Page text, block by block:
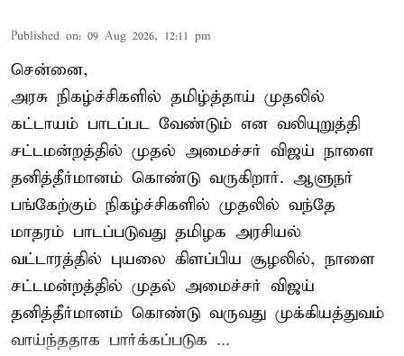
Published on: 09 Aug 2026, 12:11 pm
சென்னை,
அரசு நிகழ்ச்சிகளில் தமிழ்த்தாய் முதலில்
கட்டாயம் பாடப்பட வேண்டும் என வலியுறுத்தி
சட்டமன்றத்தில் முதல் அமைச்சர் விஜய் நாளை
தனித்தீர்மானம் கொண்டு வருகிறார். ஆளுநர்
பங்கேற்கும் நிகழ்ச்சிகளில் முதலில் வந்தே
மாதரம் பாடப்படுவது தமிழக அரசியல்
வட்டாரத்தில் புயலை கிளப்பிய சூழலில், நாளை
சட்டமன்றத்தில் முதல் அமைச்சர் விஜய்
தனித்தீர்மானம் கொண்டு வருவது முக்கியத்துவம்
வாய்ந்ததாக பார்க்கப்படுக ...